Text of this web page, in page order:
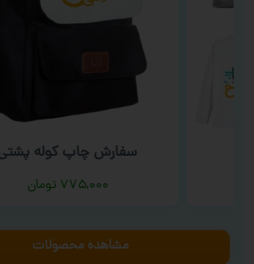
سفارش چاپ کوله پشتی
۷۷۵,۰۰۰ تومان
مشاهده محصولات